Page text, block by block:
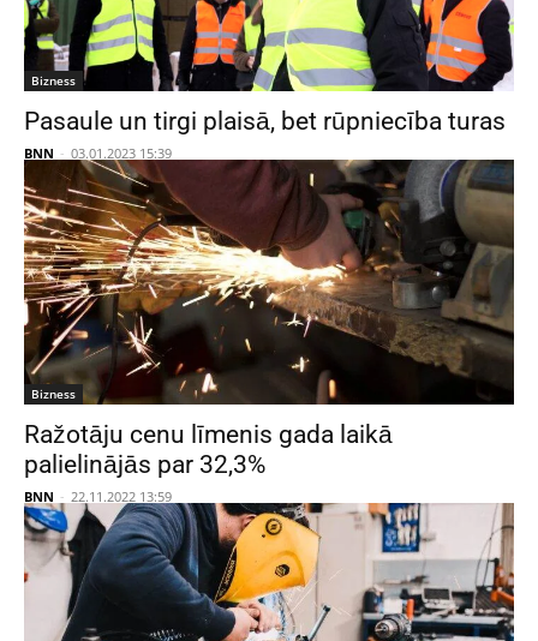
Bizness
Pasaule un tirgi plaisā, bet rūpniecība turas
BNN - 03.01.2023 15:39
Bizness
Ražotāju cenu līmenis gada laikā
palielinājās par 32,3%
BNN - 22.11.2022 13:59